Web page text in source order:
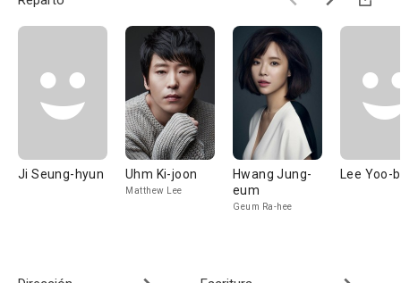
Ji Seung-hyun Uhm Ki-joon
Matthew Lee
Hwang Jung-
eum
Geum Ra-hee
Lee Yoo-